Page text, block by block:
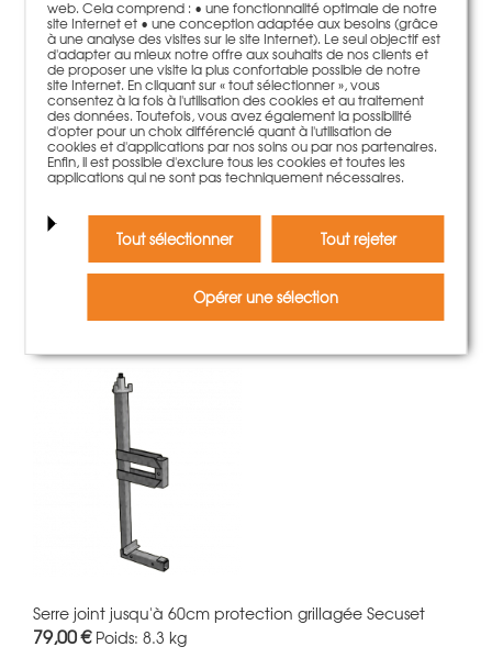
Secuset
Poids: 3.19 kg
plus d'information
Serre joint jusqu'à 60cm protection grillagée Secuset
79,00 € Poids: 8.3 kg
web. Cela comprend : • une fonctionnalité optimale de notre
site Internet et • une conception adaptée aux besoins (grâce
à une analyse des visites sur le site Internet). Le seul objectif est
d'adapter au mieux notre offre aux souhaits de nos clients et
de proposer une visite la plus confortable possible de notre
site Internet. En cliquant sur « tout sélectionner », vous
consentez à la fois à l'utilisation des cookies et au traitement
des données. Toutefois, vous avez également la possibilité
d'opter pour un choix différencié quant à l'utilisation de
cookies et d'applications par nos soins ou par nos partenaires.
Enfin, il est possible d'exclure tous les cookies et toutes les
applications qui ne sont pas techniquement nécessaires.
Tout sélectionner Tout rejeter
Opérer une sélection